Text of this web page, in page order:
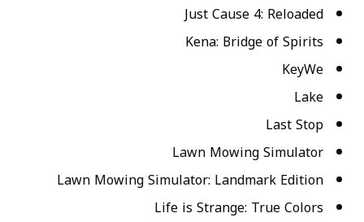
Just Cause 4: Reloaded
Kena: Bridge of Spirits
KeyWe
Lake
Last Stop
Lawn Mowing Simulator
Lawn Mowing Simulator: Landmark Edition
Life is Strange: True Colors